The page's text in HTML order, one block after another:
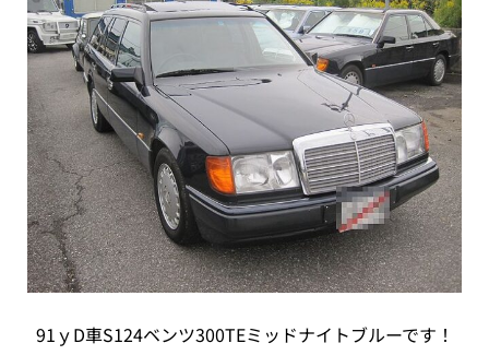
91ｙD車S124ベンツ300TEミッドナイトブルーです！